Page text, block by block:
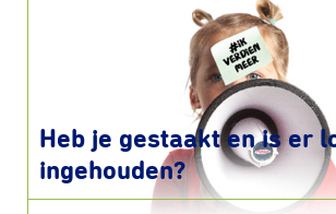
Heb je gestaakt en is er
ingehouden?